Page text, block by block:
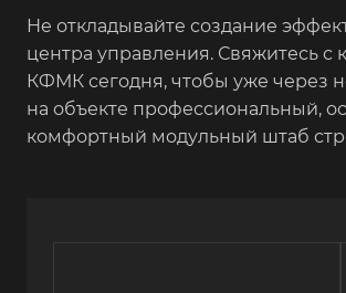
Не откладывайте создание
центра управления. Свяжитесь с
КФМК сегодня, чтобы уже через
на объекте профессиональный,
комфортный модульный штаб